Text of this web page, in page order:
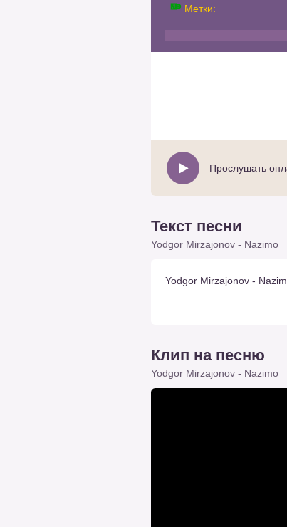
Метки:
Прослушать
Текст песни
Yodgor Mirzajonov - Nazimo
Yodgor Mirzajonov -
Клип на песню
Yodgor Mirzajonov - Nazimo